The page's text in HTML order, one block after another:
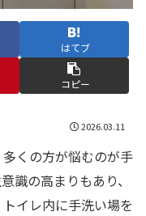
はてブ
コピー
2026.03.11
くの方が悩むのが手
識の高まりもあり、
イレ内に手洗い場を